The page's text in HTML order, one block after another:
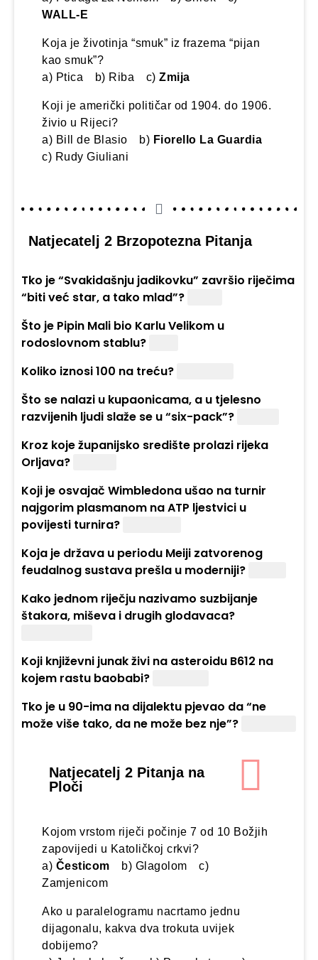
WALL-E
Koja je životinja “smuk” iz frazema “pijan
kao smuk”?
a) Ptica b) Riba c)Zmija
Koji je američki političar od 1904. do 1906.
živio u Rijeci?
a) Bill de Blasio b) Fiorello La Guardia
c) Rudy Giuliani
Natjecatelj 2 Brzopotezna Pitanja
Tko je “Svakidašnju jadikovku” završio riječima
“biti već star, a tako mlad”?
Što je Pipin Mali bio Karlu Velikom u
rodoslovnom stablu?
Koliko iznosi 100 na treću?
Što se nalazi u kupaonicama, a u tjelesno
razvijenih ljudi slaže se u “six-pack”?
Kroz koje županijsko središte prolazi rijeka
Orljava?
Koji je osvajač Wimbledona ušao na turnir
najgorim plasmanom na ATP ljestvici u
povijesti turnira?
Koja je država u periodu Meiji zatvorenog
feudalnog sustava prešla u moderniji?
Kako jednom riječju nazivamo suzbijanje
štakora, miševa i drugih glodavaca?
Koji književni junak živi na asteroidu B612 na
kojem rastu baobabi?
Tko je u 90-ima na dijalektu pjevao da “ne
može više tako, da ne može bez nje”?
Natjecatelj 2 Pitanja na
Ploči
Kojom vrstom riječi počinje 7 od 10 Božjih
zapovijedi u Katoličkoj crkvi?
a) Česticom b) Glagolom c)
Zamjenicom
Ako u paralelogramu nacrtamo jednu
dijagonalu, kakva dva trokuta uvijek
dobijemo?